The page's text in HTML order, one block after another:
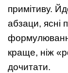
примітиву.
абзаци, ясні
краще, ніж
дочитати.